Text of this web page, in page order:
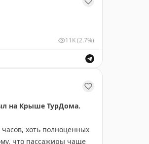
11K(2.7%)
на Крыше ТурДома.
хоть полноценных
что пассажиры чаще